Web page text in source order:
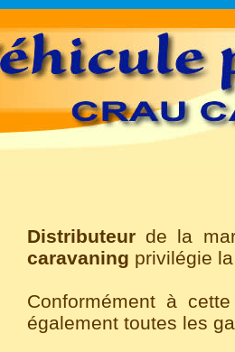
Distributeurde la
caravaning privilégie
Conformément à
également toutes les